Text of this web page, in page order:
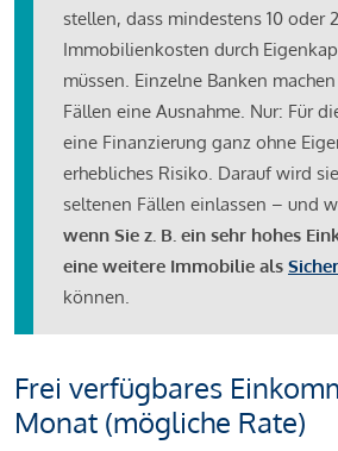
stellen, dass mindestens 10 oder
Immobilienkosten durch
müssen. Einzelne Banken
Fällen eine Ausnahme. Nur: Für
eine Finanzierung ganz ohne
erhebliches Risiko. Darauf wird
seltenen Fällen einlassen – und
wenn Sie z. B. ein sehr hohes
eine weitere Immobilie als
können.
Frei verfügbares
Monat (mögliche Rate)